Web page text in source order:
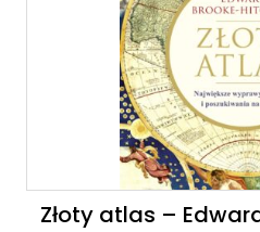
Złoty atlas –